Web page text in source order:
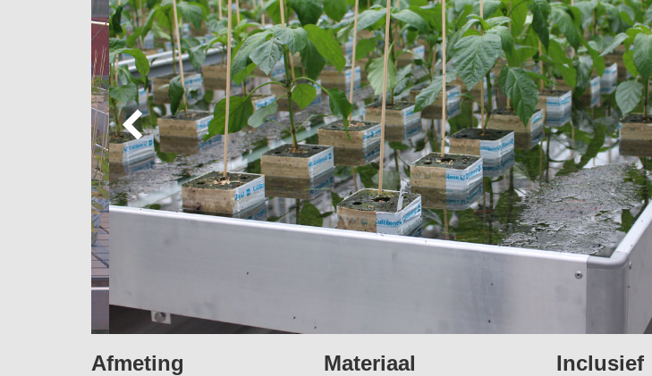
Afmeting Materiaal Inclusief